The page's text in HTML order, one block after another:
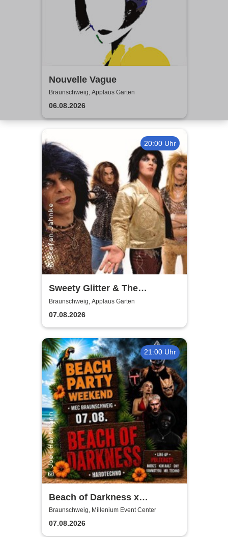
Nouvelle Vague
Braunschweig, Applaus Garten
06.08.2026
20:00 Uhr
Sweety Glitter & The
Sweethearts - Live 2026
Braunschweig, Applaus Garten
07.08.2026
21:00 Uhr
Beach of Darkness x
Poltergst x Techno
Braunschweig, Millenium Event Center
07.08.2026